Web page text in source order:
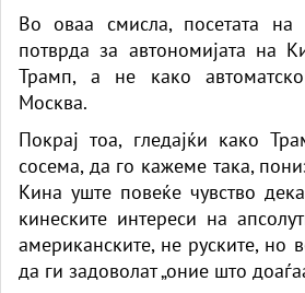
Во оваа смисла, посетата на
потврда за автономијата на
Трамп, а не како
Москва.
Покрај тоа, гледајќи како
сосема, да го кажеме така,
Кина уште повеќе чувство
кинеските интереси на
американските, не руските, но
да ги задоволат „оние што